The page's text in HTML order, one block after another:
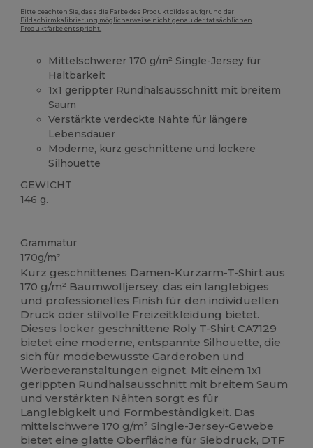
Bitte beachten Sie, dass die Farbe des Produktbildes aufgrund der
Bildschirmkalibrierung möglicherweise nicht genau der tatsächlichen
Produktfarbe entspricht.
Mittelschwerer 170 g/m² Single-Jersey für
Haltbarkeit
1x1 gerippter Rundhalsausschnitt mit breitem
Saum
Verstärkte verdeckte Nähte für längere
Lebensdauer
Moderne, kurz geschnittene und lockere
Silhouette
GEWICHT
146 g.
Grammatur
170g/m²
Kurz geschnittenes Damen-Kurzarm-T-Shirt aus
170 g/m² Baumwolljersey, das ein langlebiges
und professionelles Finish für den individuellen
Druck oder stilvolle Freizeitkleidung bietet.
Dieses locker geschnittene Roly T-Shirt CA7129
bietet eine moderne, entspannte Silhouette, die
sich für modebewusste Garderoben und
Werbeveranstaltungen eignet. Mit einem 1x1
gerippten Rundhalsausschnitt mit breitemSaum
und verstärkten Nähten sorgt es für
Langlebigkeit und Formbeständigkeit. Das
mittelschwere 170 g/m² Single-Jersey-Gewebe
bietet eine glatte Oberfläche für Siebdruck, DTF